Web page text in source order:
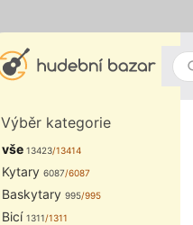
Výběr kategorie
vše 13423/13414
Kytary 6087/6087
Baskytary 995/995
Bicí 1311/1311